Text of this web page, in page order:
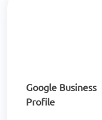
Google Business
Profile